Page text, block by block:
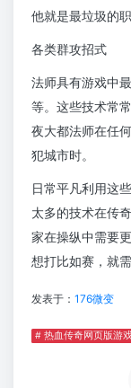
他就是最垃圾的职
各类群攻招式
法师具有游戏中
等。这些技术常
夜大都法师在任
犯城市时。
日常平凡利用这
太多的技术在传
家在操纵中需要
想打比如赛，就
发表于： 176微变
# 热血传奇网页版游